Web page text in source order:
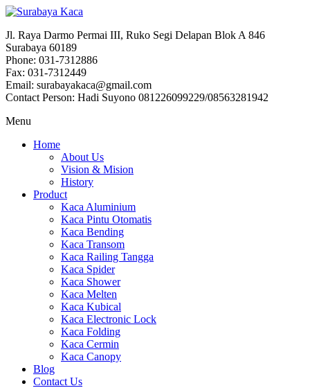
Jl. Raya Darmo Permai III, Ruko Segi Delapan Blok A 846
Surabaya 60189
Phone: 031-7312886
Fax: 031-7312449
Email: surabayakaca@gmail.com
Contact Person: Hadi Suyono 081226099229/08563281942
Menu
Home
About Us
Vision & Mision
History
Product
Kaca Aluminium
Kaca Pintu Otomatis
Kaca Bending
Kaca Transom
Kaca Railing Tangga
Kaca Spider
Kaca Shower
Kaca Melten
Kaca Kubical
Kaca Electronic Lock
Kaca Folding
Kaca Cermin
Kaca Canopy
Blog
Contact Us